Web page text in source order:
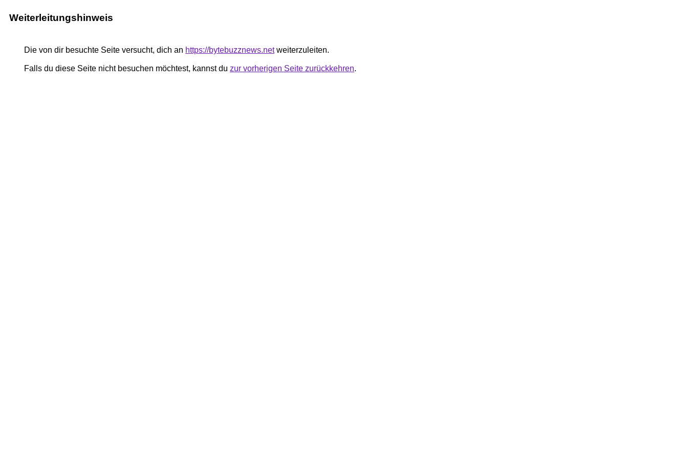
Weiterleitungshinweis
Die von dir besuchte Seite versucht, dich an https://bytebuzznews.netweiterzuleiten.
Falls du diese Seite nicht besuchen möchtest, kannst du zur vorherigen Seite zurückkehren.